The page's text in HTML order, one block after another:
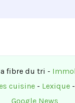
fibre du tri -
cuisine- Lexique-
Google News